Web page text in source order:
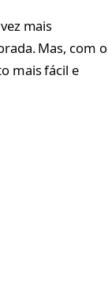
mais
Mas, com o
mais fácil e